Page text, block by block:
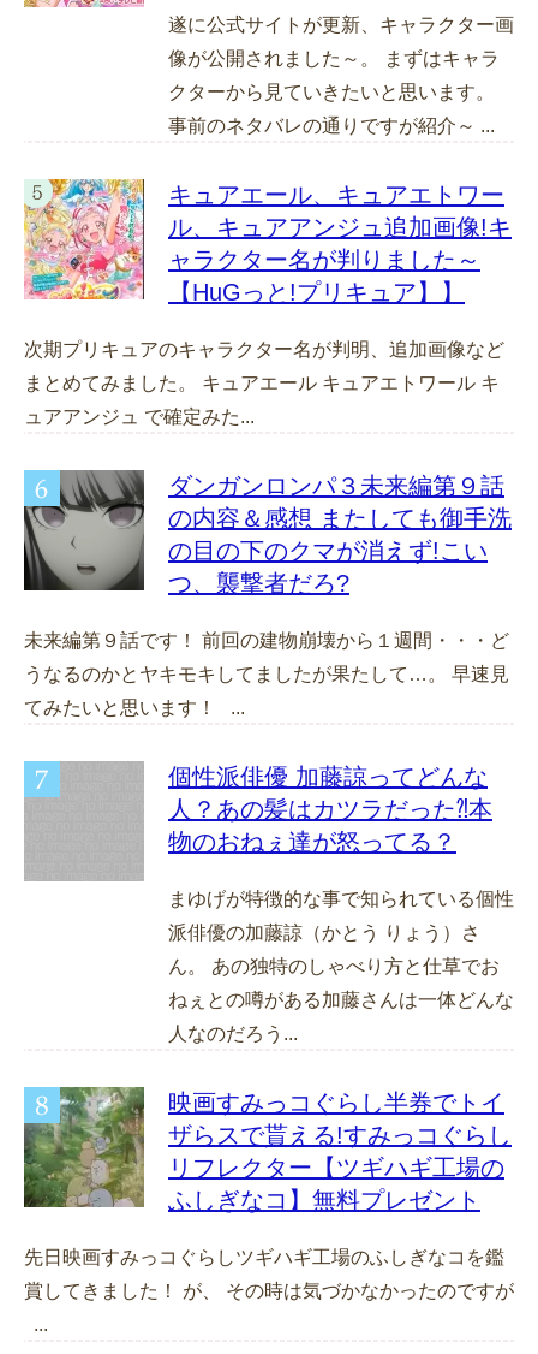
遂に公式サイトが更新、キャラクター画
像が公開されました～。 まずはキャラ
クターから見ていきたいと思います。
事前のネタバレの通りですが紹介～ ...
キュアエール、キュアエトワー
ル、キュアアンジュ追加画像!キ
ャラクター名が判りました～
【HuGっと!プリキュア】】
次期プリキュアのキャラクター名が判明、追加画像など
まとめてみました。 キュアエール キュアエトワール キ
ュアアンジュ で確定みた...
ダンガンロンパ３未来編第９話
の内容＆感想 またしても御手洗
の目の下のクマが消えず!こい
つ、襲撃者だろ?
未来編第９話です！ 前回の建物崩壊から１週間・・・ど
うなるのかとヤキモキしてましたが果たして…。 早速見
てみたいと思います！ ...
個性派俳優 加藤諒ってどんな
人？あの髪はカツラだった⁈本
物のおねぇ達が怒ってる？
まゆげが特徴的な事で知られている個性
派俳優の加藤諒（かとう りょう）さ
ん。 あの独特のしゃべり方と仕草でお
ねぇとの噂がある加藤さんは一体どんな
人なのだろう...
映画すみっコぐらし半券でトイ
ザらスで貰える!すみっコぐらし
リフレクター【ツギハギ工場の
ふしぎなコ】無料プレゼント
先日映画すみっコぐらしツギハギ工場のふしぎなコを鑑
賞してきました！ が、 その時は気づかなかったのですが
...